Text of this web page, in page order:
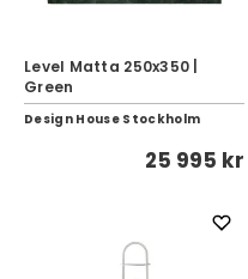
Level Matta 250x350 |
Green
Design House Stockholm
25 995 kr